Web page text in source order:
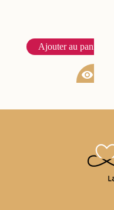
Ajouter au panier
visibility